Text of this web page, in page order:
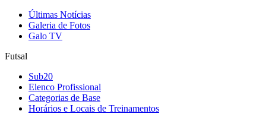
Últimas Notícias
Galeria de Fotos
Galo TV
Futsal
Sub20
Elenco Profissional
Categorias de Base
Horários e Locais de Treinamentos